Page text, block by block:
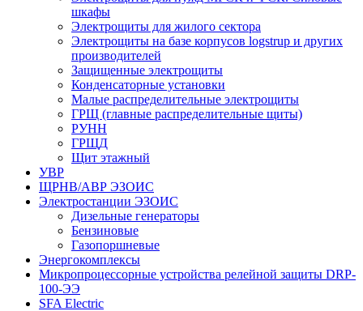
шкафы
Электрощиты для жилого сектора
Электрощиты на базе корпусов logstrup и других
производителей
Защищенные электрощиты
Конденсаторные установки
Малые распределительные электрощиты
ГРЩ (главные распределительные щиты)
РУНН
ГРЩД
Щит этажный
УВР
ЩРНВ/АВР ЭЗОИС
Электростанции ЭЗОИС
Дизельные генераторы
Бензиновые
Газопоршневые
Энергокомплексы
Микропроцессорные устройства релейной защиты DRP-
100-ЭЭ
SFA Electric